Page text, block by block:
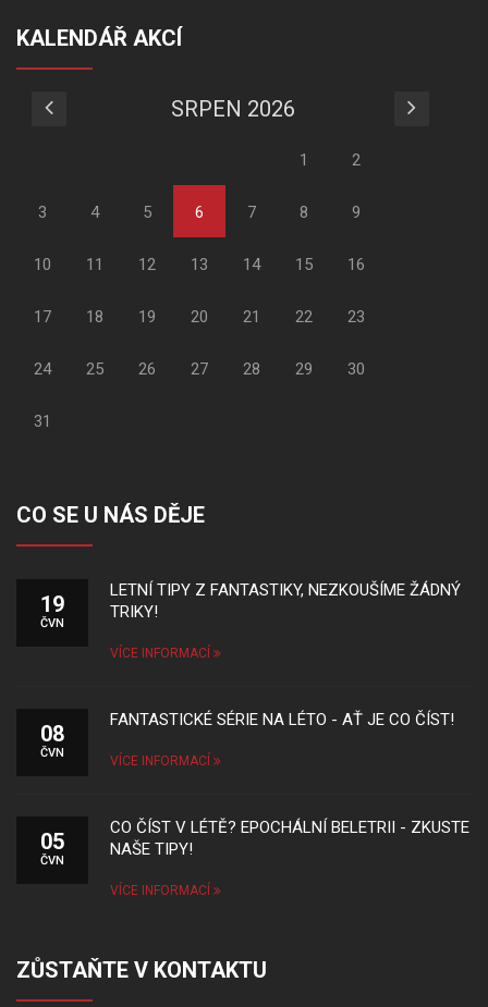
KALENDÁŘ AKCÍ
SRPEN 2026
1 2
3 4 5 6 7 8 9
10 11 12 13 14 15 16
17 18 19 20 21 22 23
24 25 26 27 28 29 30
31
CO SE U NÁS DĚJE
19
ČVN
LETNÍ TIPY Z FANTASTIKY, NEZKOUŠÍME ŽÁDNÝ
TRIKY!
VÍCE INFORMACÍ
08
ČVN
FANTASTICKÉ SÉRIE NA LÉTO - AŤ JE CO ČÍST!
VÍCE INFORMACÍ
05
ČVN
CO ČÍST V LÉTĚ? EPOCHÁLNÍ BELETRII - ZKUSTE
NAŠE TIPY!
VÍCE INFORMACÍ
ZŮSTAŇTE V KONTAKTU